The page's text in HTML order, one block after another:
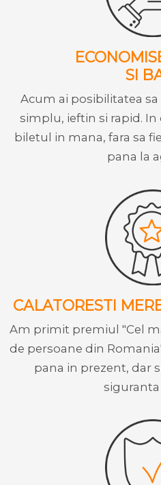
SI
Acum ai posibilitatea
simplu, ieftin si rapid.
biletul in mana, fara sa
pana la
CALATORESTI
Am primit premiul "Cel
de persoane din
pana in prezent, dar
siguranta